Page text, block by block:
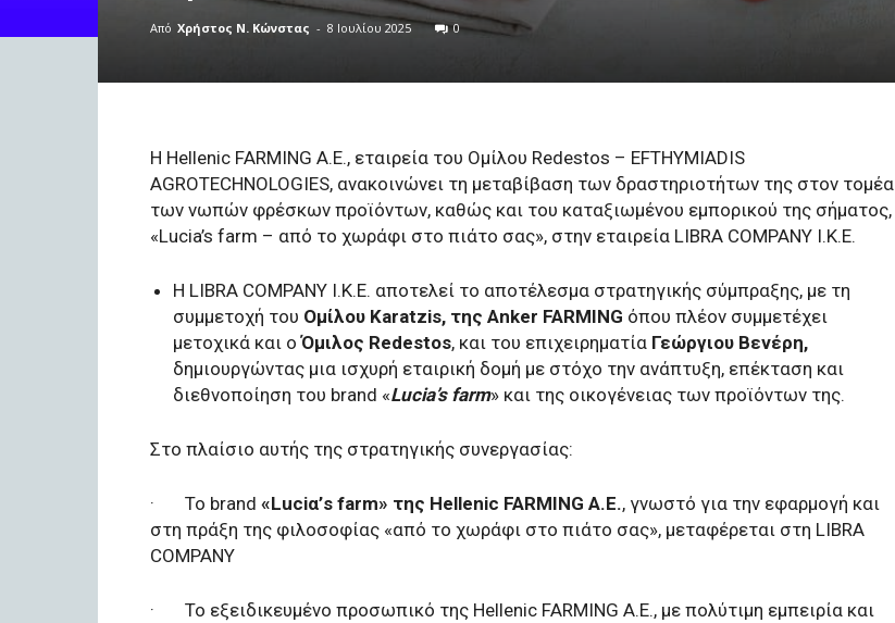
Από Χρήστος Ν. Κώνστας - 8 Ιουλίου 2025 0
Η Hellenic FARMING Α.Ε., εταιρεία του Ομίλου Redestos – EFTHYMIADIS
AGROTECHNOLOGIES, ανακοινώνει τη μεταβίβαση των δραστηριοτήτων της στον τομέα
των νωπών φρέσκων προϊόντων, καθώς και του καταξιωμένου εμπορικού της σήματος,
«Lucia’s farm – από το χωράφι στο πιάτο σας», στην εταιρεία LIBRA COMPANY Ι.Κ.Ε.
Η LIBRA COMPANY Ι.Κ.Ε. αποτελεί το αποτέλεσμα στρατηγικής σύμπραξης, με τη
συμμετοχή του Ομίλου Karatzis, της Anker FARMING όπου πλέον συμμετέχει
μετοχικά και οΌμιλος Redestos, και του επιχειρηματία Γεώργιου Βενέρη,
δημιουργώντας μια ισχυρή εταιρική δομή με στόχο την ανάπτυξη, επέκταση και
διεθνοποίηση του brand «Lucia’s farm» και της οικογένειας των προϊόντων της.
Στο πλαίσιο αυτής της στρατηγικής συνεργασίας:
· Το brand «Luciα’s farm» της Hellenic FARMING A.E., γνωστό για την εφαρμογή και
στη πράξη της φιλοσοφίας «από το χωράφι στο πιάτο σας», μεταφέρεται στη LIBRA
COMPANY
· Το εξειδικευμένο προσωπικό της Hellenic FARMING A.E., με πολύτιμη εμπειρία και